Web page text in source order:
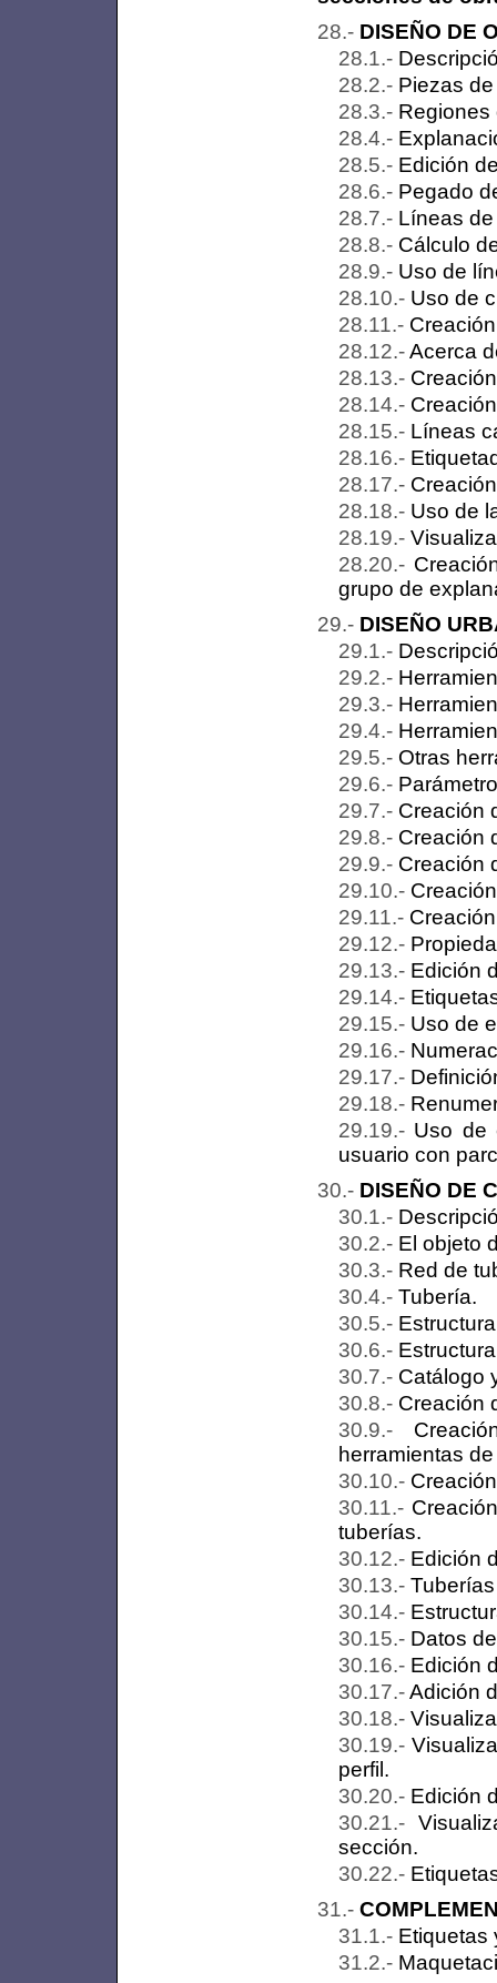
DISEÑO DE
Piezas
Regiones
Edición
Pegado
Líneas
Cálculo
Uso de
Uso de
Acerca
Líneas
Uso de
grupo de
DISEÑO
Otras
Creación
Creación
Creación
Edición
Uso de
Uso de
usuario con
DISEÑO DE
El objeto
Red de
Tubería.
Catálogo
Creación
herramientas
tuberías.
Edición
Datos
Edición
Adición
perfil.
Edición
sección.
Etiquetas